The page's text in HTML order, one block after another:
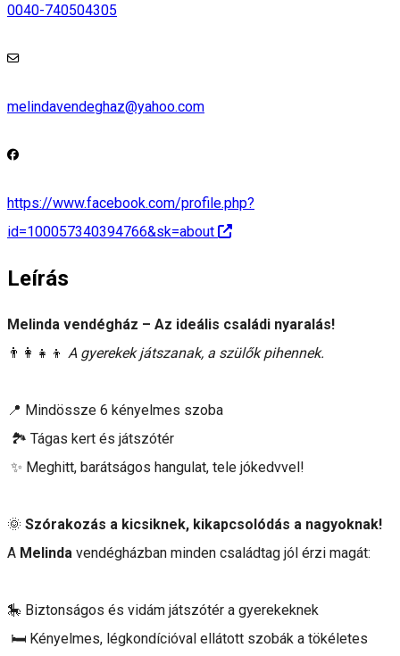
0040-740504305
melindavendeghaz@yahoo.com
https://www.facebook.com/profile.php?
id=100057340394766&sk=about
Leírás
Melinda vendégház – Az ideális családi nyaralás!
👨‍👩‍👧‍👦 A gyerekek játszanak, a szülők pihennek.
📍 Mindössze 6 kényelmes szoba
🏞 Tágas kert és játszótér
✨ Meghitt, barátságos hangulat, tele jókedvvel!
🌞 Szórakozás a kicsiknek, kikapcsolódás a nagyoknak!
A Melinda vendégházban minden családtag jól érzi magát:
🎠 Biztonságos és vidám játszótér a gyerekeknek
🛏️ Kényelmes, légkondícióval ellátott szobák a tökéletes